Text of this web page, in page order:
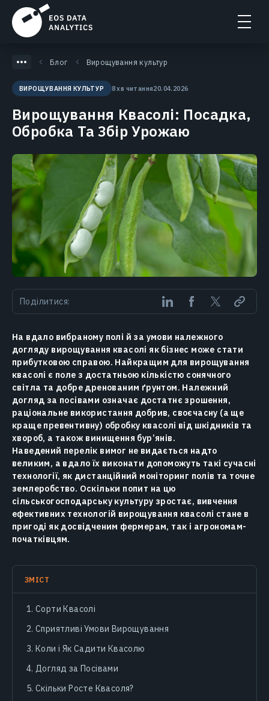
Блог Вирощування культур
ВИРОЩУВАННЯ КУЛЬТУР 8 хв читання20.04.2026
Вирощування Квасолі: Посадка,
Обробка Та Збір Урожаю
Поділитися:
На вдало вибраному полі й за умови належного
догляду вирощування квасолі як бізнес може стати
прибутковою справою. Найкращим для вирощування
квасолі є поле з достатньою кількістю сонячного
світла та добре дренованим ґрунтом. Належний
догляд за посівами означає достатнє зрошення,
раціональне використання добрив, своєчасну (а ще
краще превентивну) обробку квасолі від шкідників та
хвороб, а також винищення бур’янів.
Наведений перелік вимог не видається надто
великим, а вдало їх виконати допоможуть такі сучасні
технології, як дистанційний моніторинг полів та точне
землеробство. Оскільки попит на цю
сільськогосподарську культуру зростає, вивчення
ефективних технологій вирощування квасолі стане в
пригоді як досвідченим фермерам, так і агрономам-
початківцям.
ЗМІСТ
Сорти Квасолі
Сприятливі Умови Вирощування
Коли і Як Садити Квасолю
Догляд за Посівами
Скільки Росте Квасоля?